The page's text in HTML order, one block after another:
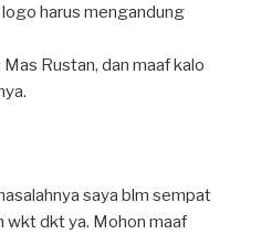
harus mengandung
Rustan, dan maaf kalo
saya blm sempat
wkt dkt ya. Mohon maaf